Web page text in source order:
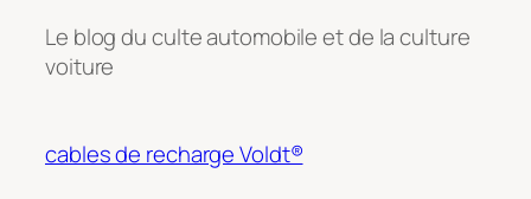
Le blog du culte automobile et de la culture
voiture
cables de recharge Voldt®